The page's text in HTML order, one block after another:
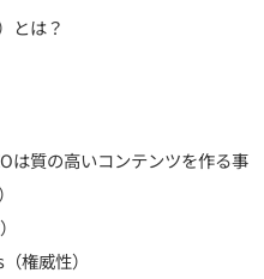
とは？
は質の高いコンテンツを作る事
権威性）